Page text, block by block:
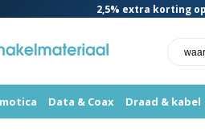
2,5% extra korting
Data & Coax Draad & kabel